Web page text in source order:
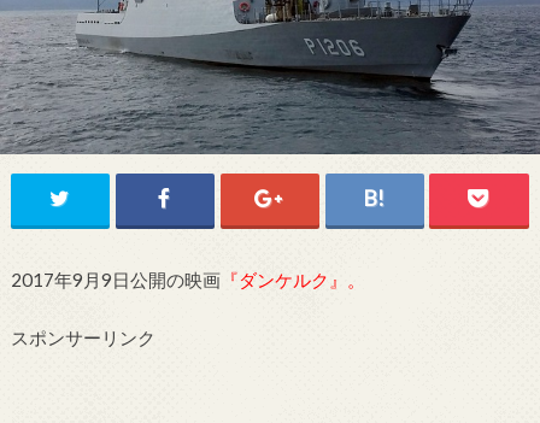
2017年9月9日公開の映画『ダンケルク』。
スポンサーリンク